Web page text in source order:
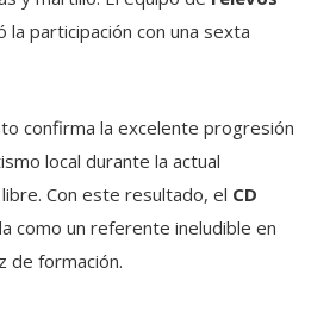
la participación con una sexta
confirma la excelente progresión
local durante la actual
Con este resultado, el CD
como un referente ineludible en
de formación.